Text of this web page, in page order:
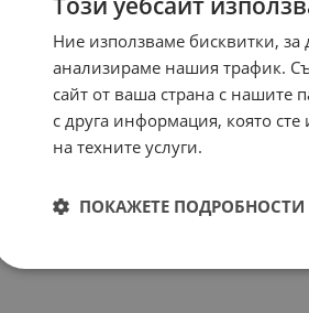
Ние използваме бисквитки,
анализираме нашия трафик.
сайт от ваша страна с нашите
с друга информация, която
на техните услуги.
ПОКАЖЕТЕ ПОДРОБНОСТИ